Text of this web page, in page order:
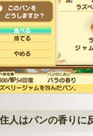
住人はパンの香りに